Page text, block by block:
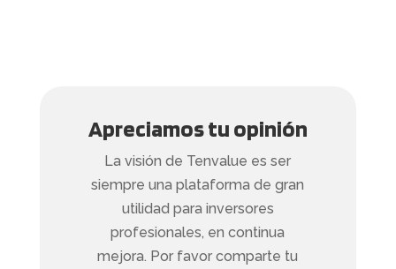
Apreciamos tu opinión
La visión de Tenvalue es ser
siempre una plataforma de gran
utilidad para inversores
profesionales, en continua
mejora. Por favor comparte tu